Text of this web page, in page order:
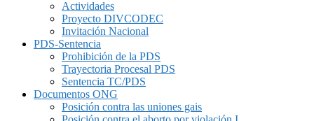
Actividades
Proyecto DIVCODEC
Invitación Nacional
PDS-Sentencia
Prohibición de la PDS
Trayectoria Procesal PDS
Sentencia TC/PDS
Documentos ONG
Posición contra las uniones gais